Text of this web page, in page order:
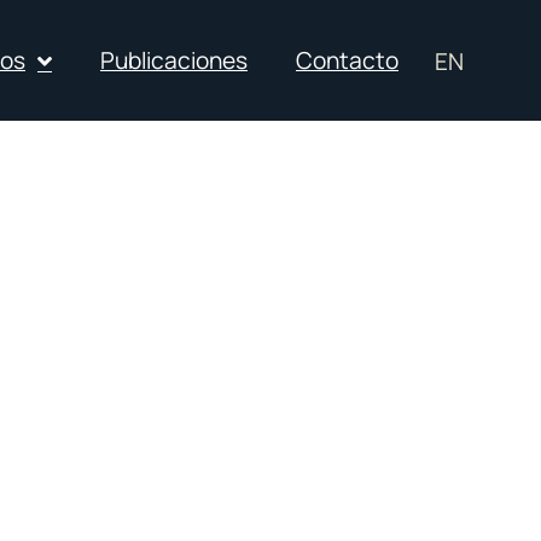
Publicaciones Contacto EN